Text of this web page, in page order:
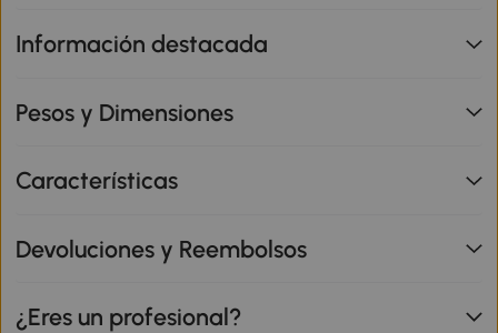
Información destacada
Pesos y Dimensiones
Características
Devoluciones y Reembolsos
¿Eres un profesional?